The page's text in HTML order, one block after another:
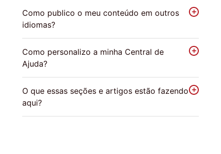
Como publico o meu conteúdo em outros
idiomas?
Como personalizo a minha Central de
Ajuda?
O que essas seções e artigos estão fazendo
aqui?